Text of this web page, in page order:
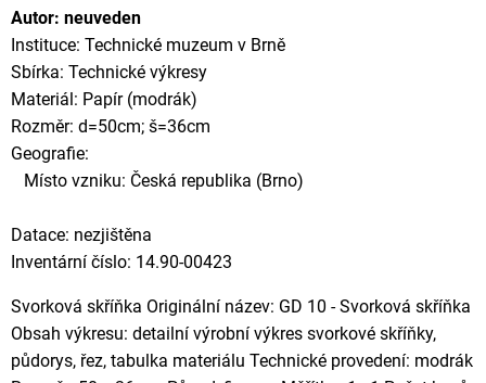
Autor: neuveden
Instituce: Technické muzeum v Brně
Sbírka: Technické výkresy
Materiál: Papír (modrák)
Rozměr: d=50cm; š=36cm
Geografie:
Místo vzniku: Česká republika (Brno)
Datace: nezjištěna
Inventární číslo: 14.90-00423
Svorková skříňka Originální název: GD 10 - Svorková skříňka
Obsah výkresu: detailní výrobní výkres svorkové skříňky,
půdorys, řez, tabulka materiálu Technické provedení: modrák